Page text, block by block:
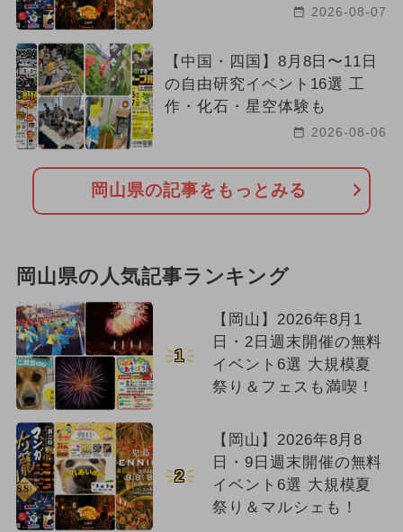
2026-08-07
【中国・四国】8月8日〜11日
の自由研究イベント16選 工
作・化石・星空体験も
2026-08-06
岡山県の記事をもっとみる
岡山県の人気記事ランキング
1
【岡山】2026年8月1
日・2日週末開催の無料
イベント6選 大規模夏
祭り＆フェスも満喫！
2
【岡山】2026年8月8
日・9日週末開催の無料
イベント6選 大規模夏
祭り＆マルシェも！